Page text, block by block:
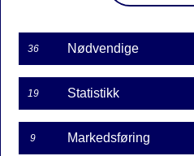
36 Nødvendige
19 Statistikk
9 Markedsføring